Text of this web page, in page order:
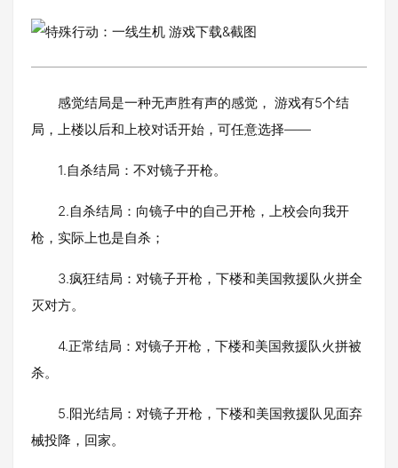
感觉结局是一种无声胜有声的感觉， 游戏有5个结
局，上楼以后和上校对话开始，可任意选择——
1.自杀结局：不对镜子开枪。
2.自杀结局：向镜子中的自己开枪，上校会向我开
枪，实际上也是自杀；
3.疯狂结局：对镜子开枪，下楼和美国救援队火拼全
灭对方。
4.正常结局：对镜子开枪，下楼和美国救援队火拼被
杀。
5.阳光结局：对镜子开枪，下楼和美国救援队见面弃
械投降，回家。